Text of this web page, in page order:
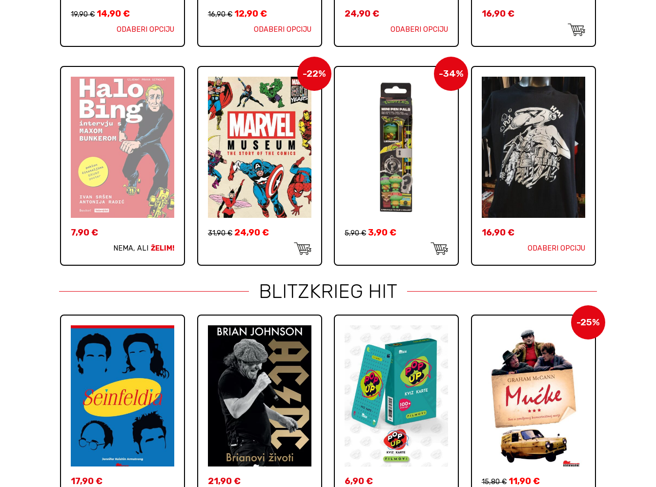
19,90€ 14,90€
ODABERI OPCIJU
16,90€ 12,90€
ODABERI OPCIJU
24,90€
ODABERI OPCIJU
16,90€
7,90€
NEMA, ALI ŽELIM!
-22%
31,90€ 24,90€
-34%
5,90€ 3,90€ 16,90€
ODABERI OPCIJU
BLITZKRIEG HIT
17,90€ 21,90€ 6,90€
-25%
15,80€ 11,90€